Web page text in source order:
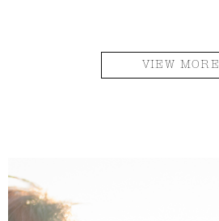
VIEW MORE